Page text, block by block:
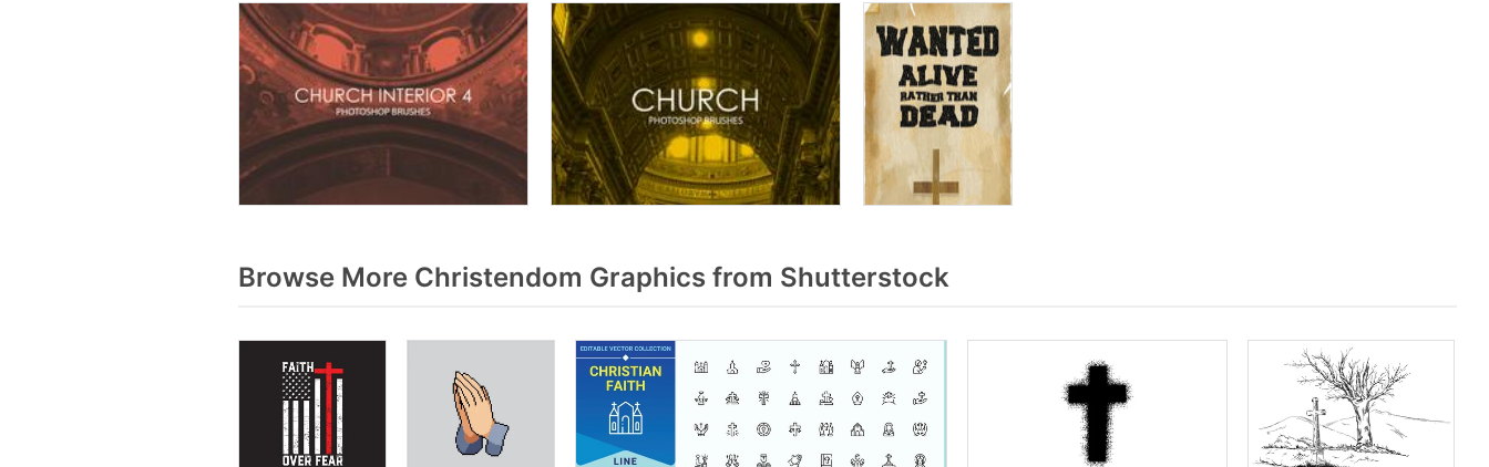
Browse More Christendom Graphics from Shutterstock